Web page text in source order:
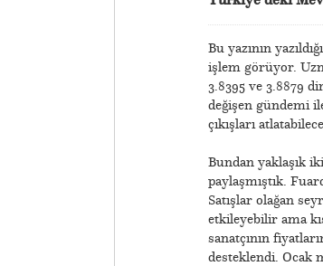
Bu yazının
işlem görüyor.
3.8395 ve 3.8879
değişen gündemi
çıkışları
Bundan yaklaşık
paylaşmıştık.
Satışlar olağan
etkileyebilir ama
sanatçının
desteklendi. Ocak